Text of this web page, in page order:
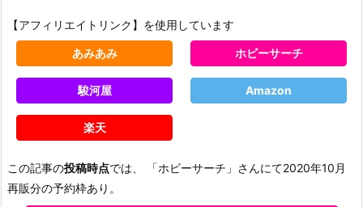
【アフィリエイトリンク】を使用しています
あみあみ ホビーサーチ
駿河屋 Amazon
楽天
この記事の投稿時点では、 「ホビーサーチ」さんにて2020年10月
再販分の予約枠あり。